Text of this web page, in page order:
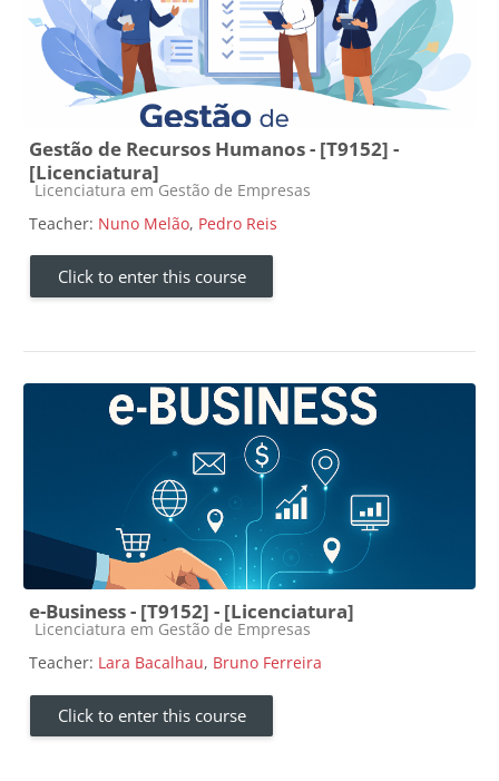
Gestão de Recursos Humanos - [T9152] -
[Licenciatura]
Course category
Licenciatura em Gestão de Empresas
Teacher: Nuno Melão, Pedro Reis
Click to enter this course
e-Business - [T9152] - [Licenciatura]
Course category
Licenciatura em Gestão de Empresas
Teacher: Lara Bacalhau, Bruno Ferreira
Click to enter this course